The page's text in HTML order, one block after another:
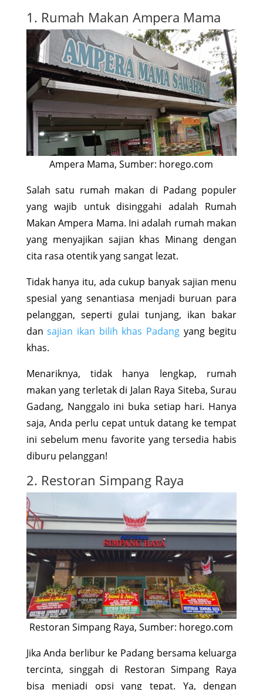
1. Rumah Makan Ampera Mama
Ampera Mama, Sumber: horego.com
Salah satu rumah makan di Padang populer
yang wajib untuk disinggahi adalah Rumah
Makan Ampera Mama. Ini adalah rumah makan
yang menyajikan sajian khas Minang dengan
cita rasa otentik yang sangat lezat.
Tidak hanya itu, ada cukup banyak sajian menu
spesial yang senantiasa menjadi buruan para
pelanggan, seperti gulai tunjang, ikan bakar
dansajian ikan bilih khas Padangyang begitu
khas.
Menariknya, tidak hanya lengkap, rumah
makan yang terletak di Jalan Raya Siteba, Surau
Gadang, Nanggalo ini buka setiap hari. Hanya
saja, Anda perlu cepat untuk datang ke tempat
ini sebelum menu favorite yang tersedia habis
diburu pelanggan!
2. Restoran Simpang Raya
Restoran Simpang Raya, Sumber: horego.com
Jika Anda berlibur ke Padang bersama keluarga
tercinta, singgah di Restoran Simpang Raya
bisa menjadi opsi yang tepat. Ya, dengan